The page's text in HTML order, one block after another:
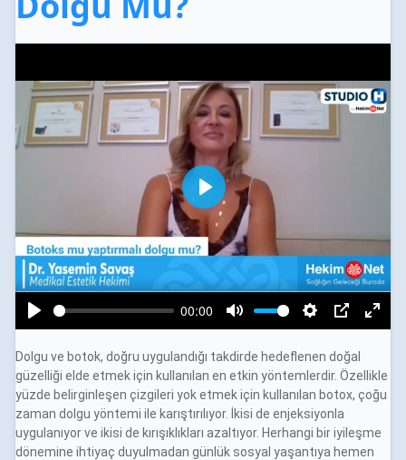
Dolgu ve botok, doğru uygulandığı takdirde hedeflenen doğal
güzelliği elde etmek için kullanılan en etkin yöntemlerdir. Özellikle
yüzde belirginleşen çizgileri yok etmek için kullanılan botox, çoğu
zaman dolgu yöntemi ile karıştırılıyor. İkisi de enjeksiyonla
uygulanıyor ve ikisi de kırışıklıkları azaltıyor. Herhangi bir iyileşme
dönemine ihtiyaç duyulmadan günlük sosyal yaşantıya hemen